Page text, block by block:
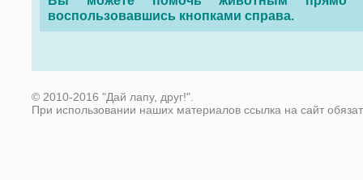
воспользовавшись кнопками справа.
© 2010-2016 "Дай лапу, друг!".
При использовании наших материалов ссылка на сайт